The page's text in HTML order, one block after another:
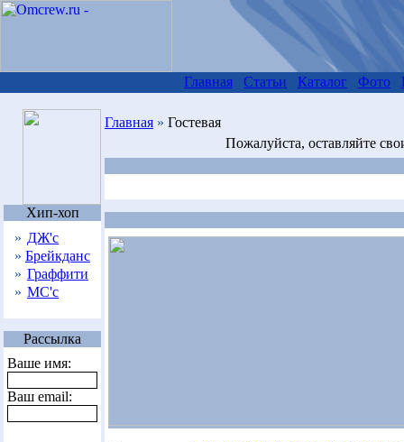
Хип-хоп
» ДЖ'с
» Брейкданс
» Граффити
» МС'с
Рассылка
Ваше имя:
Ваш email:
Главная Статьи Каталог Фото
Главная » Гостевая
Пожалуйста, оставляйте